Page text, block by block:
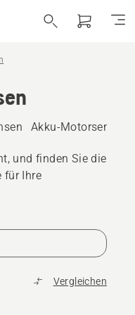
Akku-Motorsensen
und finden Sie die
für Ihre
Vergleichen